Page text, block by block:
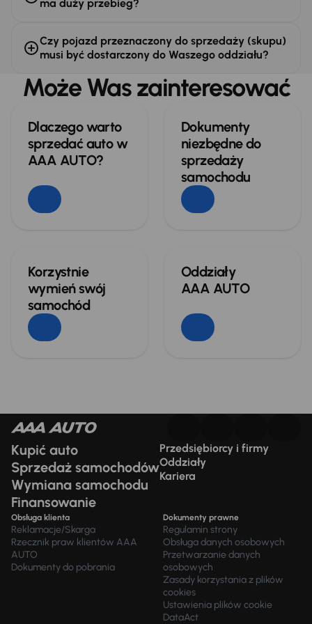
ma duży przebieg?
Czy pojazd przeznaczony do sprzedaży (skupu)
musi być dostarczony do Waszego oddziału?
Może Was zainteresować
Dlaczego warto
sprzedać auto w
AAA AUTO?
Dokumenty
niezbędne do
sprzedaży
samochodu
Korzystnie
wymień swój
samochód
Oddziały
AAA AUTO
Kupić auto
Sprzedaż samochodów
Wymiana samochodu
Finansowanie
Przedsiębiorcy i firmy
Oddziały
Kariera
Obsługa klienta
Reklamacje/Skarga
Rzecznik praw klientów AAA
AUTO
Dokumenty do pobrania
Dokumenty prawne
Regulamin strony
Obsługa danych osobowych
Przetwarzanie danych
osobowych
Zasady korzystania z plików
cookies
Ustawienia plików cookie
DataAct